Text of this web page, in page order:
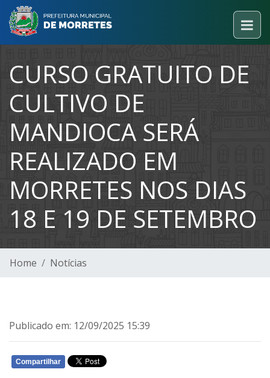
CURSO GRATUITO DE
CULTIVO DE
MANDIOCA SERÁ
REALIZADO EM
MORRETES NOS DIAS
18 E 19 DE SETEMBRO
Home Notícias
Publicado em: 12/09/2025 15:39
Compartilhar